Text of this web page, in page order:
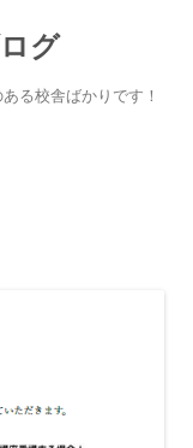
グ
る校舎ばかりです！